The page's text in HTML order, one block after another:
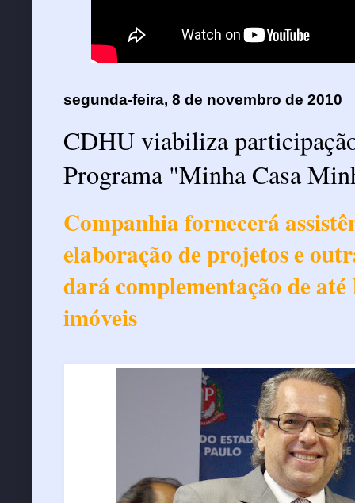
segunda-feira, 8 de novembro de 2010
CDHU viabiliza
Companhia fornecerá
elaboração de projetos e
dará complementação de
imóveis